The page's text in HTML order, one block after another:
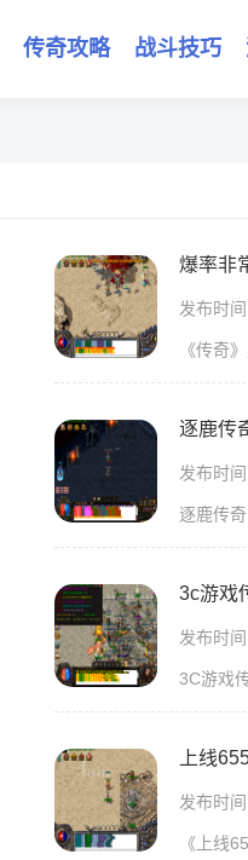
传奇攻略 战斗技巧
爆率非
发布时
逐鹿传
发布时
发布时
上线
发布时